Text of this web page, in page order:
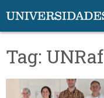
Tag: UNRaf